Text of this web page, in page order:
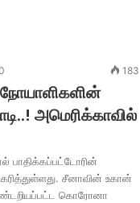
183
அமெரிக்காவில்
சீனாவின் உகான்
கொரோனா